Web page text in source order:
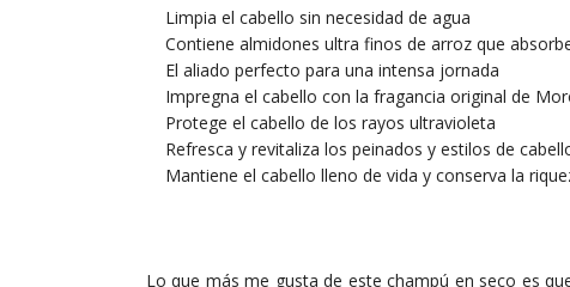
Limpia el cabello sin necesidad de agua
Contiene almidones ultra finos de arroz que
El aliado perfecto para una intensa jornada
Impregna el cabello con la fragancia original de
Protege el cabello de los rayos ultravioleta
Refresca y revitaliza los peinados y estilos de
Mantiene el cabello lleno de vida y conserva la
Lo que más me gusta de este champú en seco es